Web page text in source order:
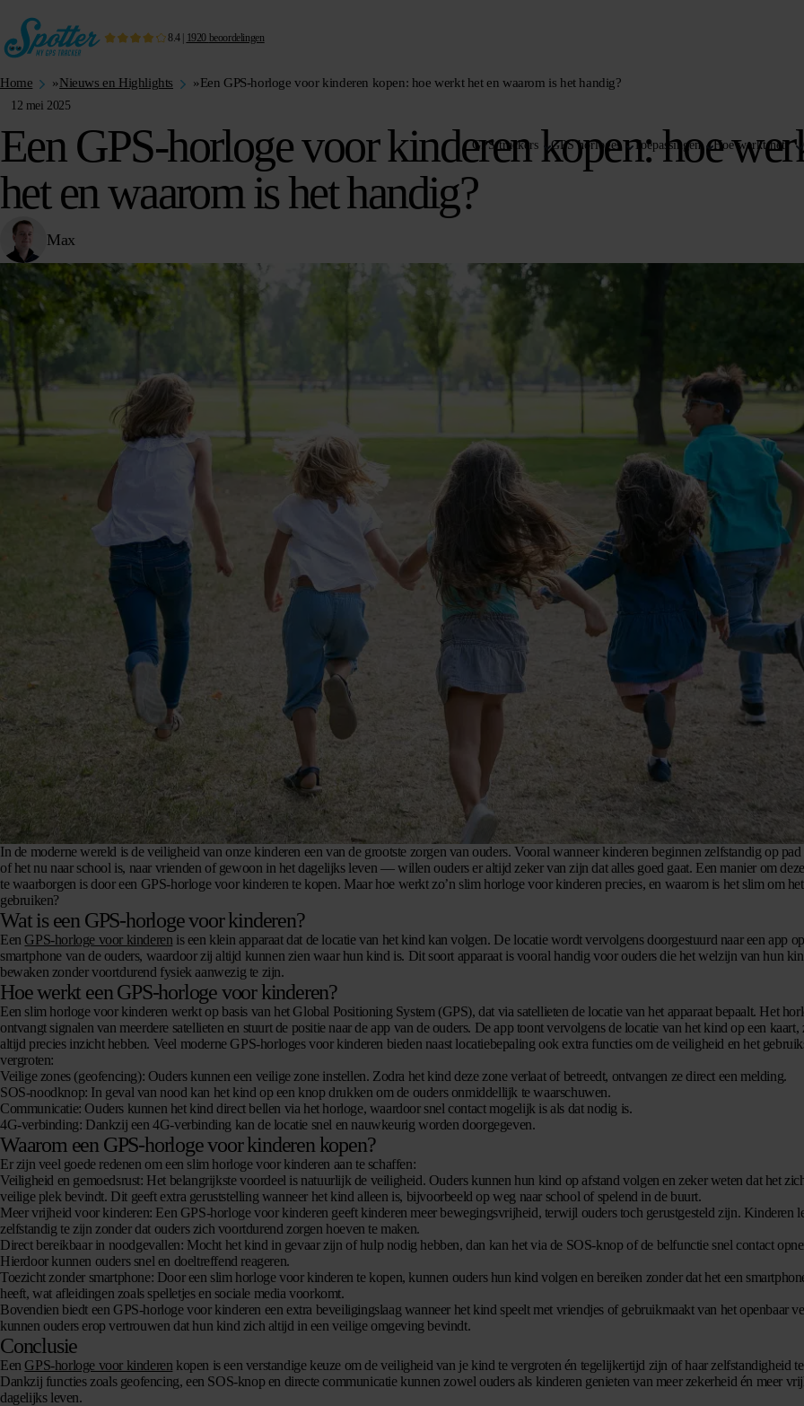
8.4| 1920 beoordelingen
GPS trackers GPS horloges Toepassingen Hoe werkt het?
Home »Nieuws en Highlights »Een GPS-horloge voor kinderen kopen: hoe werkt het en waarom is het handig?
12 mei 2025
Een GPS-horloge voor kinderen kopen: hoe
het en waarom is het handig?
Max
In de moderne wereld is de veiligheid van onze kinderen een van de grootste zorgen van ouders. Vooral wanneer kinderen beginnen zelfstandig op
of het nu naar school is, naar vrienden of gewoon in het dagelijks leven — willen ouders er altijd zeker van zijn dat alles goed gaat. Een manier om
te waarborgen is door een GPS-horloge voor kinderen te kopen. Maar hoe werkt zo’n slim horloge voor kinderen precies, en waarom is het slim om
gebruiken?
Wat is een GPS-horloge voor kinderen?
Een GPS-horloge voor kinderen is een klein apparaat dat de locatie van het kind kan volgen. De locatie wordt vervolgens doorgestuurd naar een app
smartphone van de ouders, waardoor zij altijd kunnen zien waar hun kind is. Dit soort apparaat is vooral handig voor ouders die het welzijn van hun
bewaken zonder voortdurend fysiek aanwezig te zijn.
Hoe werkt een GPS-horloge voor kinderen?
Een slim horloge voor kinderen werkt op basis van het Global Positioning System (GPS), dat via satellieten de locatie van het apparaat bepaalt. Het
ontvangt signalen van meerdere satellieten en stuurt de positie naar de app van de ouders. De app toont vervolgens de locatie van het kind op een kaart,
altijd precies inzicht hebben. Veel moderne GPS-horloges voor kinderen bieden naast locatiebepaling ook extra functies om de veiligheid en het
vergroten:
Veilige zones (geofencing): Ouders kunnen een veilige zone instellen. Zodra het kind deze zone verlaat of betreedt, ontvangen ze direct een melding.
SOS-noodknop: In geval van nood kan het kind op een knop drukken om de ouders onmiddellijk te waarschuwen.
Communicatie: Ouders kunnen het kind direct bellen via het horloge, waardoor snel contact mogelijk is als dat nodig is.
4G-verbinding: Dankzij een 4G-verbinding kan de locatie snel en nauwkeurig worden doorgegeven.
Waarom een GPS-horloge voor kinderen kopen?
Er zijn veel goede redenen om een slim horloge voor kinderen aan te schaffen:
Veiligheid en gemoedsrust: Het belangrijkste voordeel is natuurlijk de veiligheid. Ouders kunnen hun kind op afstand volgen en zeker weten dat het
veilige plek bevindt. Dit geeft extra geruststelling wanneer het kind alleen is, bijvoorbeeld op weg naar school of spelend in de buurt.
Meer vrijheid voor kinderen: Een GPS-horloge voor kinderen geeft kinderen meer bewegingsvrijheid, terwijl ouders toch gerustgesteld zijn. Kinderen
zelfstandig te zijn zonder dat ouders zich voortdurend zorgen hoeven te maken.
Direct bereikbaar in noodgevallen: Mocht het kind in gevaar zijn of hulp nodig hebben, dan kan het via de SOS-knop of de belfunctie snel contact
Hierdoor kunnen ouders snel en doeltreffend reageren.
Toezicht zonder smartphone: Door een slim horloge voor kinderen te kopen, kunnen ouders hun kind volgen en bereiken zonder dat het een
heeft, wat afleidingen zoals spelletjes en sociale media voorkomt.
Bovendien biedt een GPS-horloge voor kinderen een extra beveiligingslaag wanneer het kind speelt met vriendjes of gebruikmaakt van het openbaar
kunnen ouders erop vertrouwen dat hun kind zich altijd in een veilige omgeving bevindt.
Conclusie
Een GPS-horloge voor kinderen kopen is een verstandige keuze om de veiligheid van je kind te vergroten én tegelijkertijd zijn of haar zelfstandigheid
Dankzij functies zoals geofencing, een SOS-knop en directe communicatie kunnen zowel ouders als kinderen genieten van meer zekerheid én meer
dagelijks leven.